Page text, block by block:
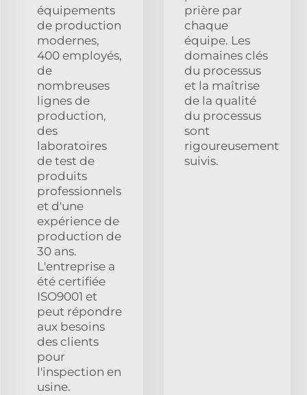
équipements
de production
modernes,
400 employés,
de
nombreuses
lignes de
production,
des
laboratoires
de test de
produits
professionnels
et d'une
expérience de
production de
30 ans.
L'entreprise a
été certifiée
ISO9001 et
peut répondre
aux besoins
des clients
pour
l'inspection en
usine.
prière par
chaque
équipe. Les
domaines clés
du processus
et la maîtrise
de la qualité
du processus
sont
rigoureusement
suivis.